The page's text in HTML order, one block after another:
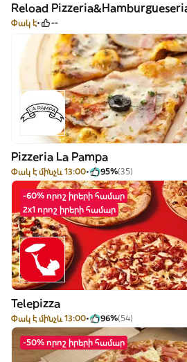
Reload
Փակ է --
Pizzeria La Pampa
Փակ է մինչև 13:00 95%(35)
-60% որոշ իրերի համար
2x1 որոշ իրերի համար
Telepizza
Փակ է մինչև 13:00 96%(54)
-50% որոշ իրերի համար